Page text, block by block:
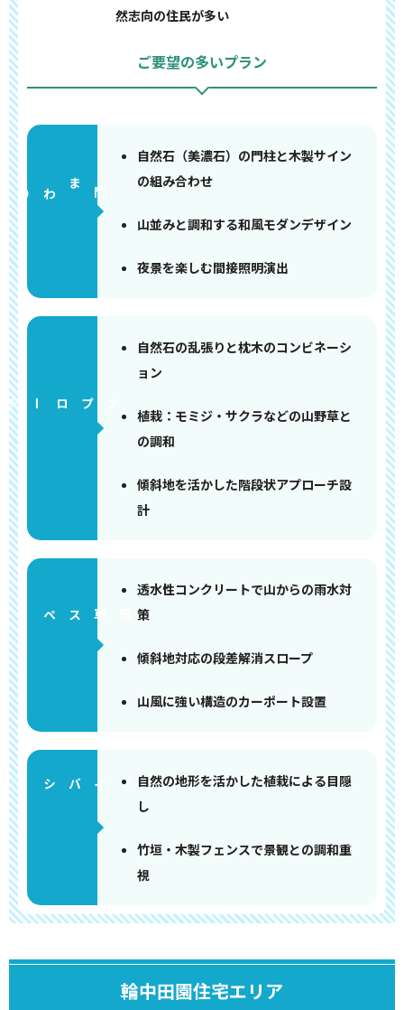
然志向の住民が多い
ご要望の多いプラン
門まわり
自然石（美濃石）の門柱と木製サイン
の組み合わせ
山並みと調和する和風モダンデザイン
夜景を楽しむ間接照明演出
アプローチ
自然石の乱張りと枕木のコンビネーシ
ョン
植栽：モミジ・サクラなどの山野草と
の調和
傾斜地を活かした階段状アプローチ設
計
透水性コンクリートで山からの雨水対
策
傾斜地対応の段差解消スロープ
山風に強い構造のカーポート設置
自然の地形を活かした植栽による目隠
し
竹垣・木製フェンスで景観との調和重
視
輪中田園住宅エリア